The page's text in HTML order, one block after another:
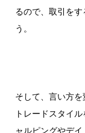
るので、取引を
う。
そして、言い方を
トレードスタイ
ャルピングやデ